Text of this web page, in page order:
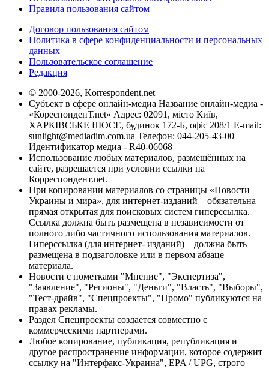
Правила пользования сайтом
Договор пользования сайтом
Политика в сфере конфиденциальности и персональных
данных
Пользовательское соглашение
Редакция
© 2000-2026, Korrespondent.net
Субъект в сфере онлайн-медиа Название онлайн-медиа -
«КореспонденТ.net» Адрес: 02091, місто Київ,
ХАРКІВСЬКЕ ШОСЕ, будинок 172-Б, офіс 208/1 E-mail:
sunlight@mediadim.com.ua Телефон: 044-205-43-00
Идентификатор медиа - R40-06068
Использование любых материалов, размещённых на
сайте, разрешается при условии ссылки на
Корреспондент.net.
При копировании материалов со страницы «Новости
Украины и мира», для интернет-изданий – обязательна
прямая открытая для поисковых систем гиперссылка.
Ссылка должна быть размещена в независимости от
полного либо частичного использования материалов.
Гиперссылка (для интернет- изданий) – должна быть
размещена в подзаголовке или в первом абзаце
материала.
Новости с пометками "Мнение", "Экспертиза",
"Заявление", "Регионы", "Деньги", "Власть", "Выборы",
"Тест-драйв", "Спецпроекты", "Промо" публикуются на
правах рекламы.
Раздел Спецпроекты создается совместно с
коммерческими партнерами.
Любое копирование, публикация, републикация и
другое распространение информации, которое содержит
ссылку на "Интерфакс-Украина", EPA / UPG, строго